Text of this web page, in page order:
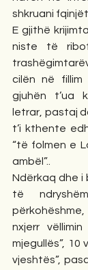
shkruani
E gjithë
niste të
cilën në
gjuhën t’ua
letrar, pastaj
t’i kthente
“të folmen e
ambël”..
Ndërkaq dhe i
të
nxjerr
mjegullës”, 10
vjeshtës”,